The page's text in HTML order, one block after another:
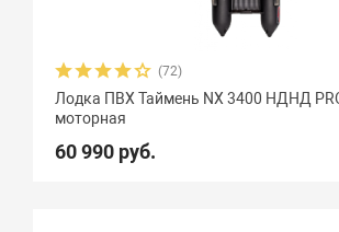
(72)
Лодка ПВХ Таймень NX 3400 НДНД
моторная
60 990 руб.